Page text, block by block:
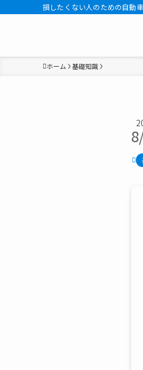
損したくない人のための自動
ホーム 基礎知識